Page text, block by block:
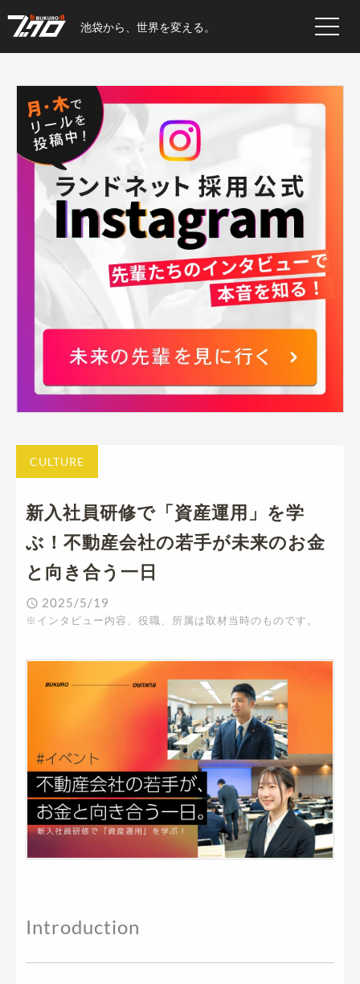
池袋から、世界を変える。
CULTURE
新入社員研修で「資産運用」を学
ぶ！不動産会社の若手が未来のお金
と向き合う一日
2025/5/19
※インタビュー内容、役職、所属は取材当時のものです。
Introduction